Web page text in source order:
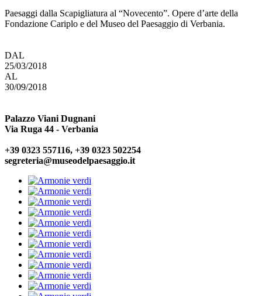
Paesaggi dalla Scapigliatura al “Novecento”. Opere d’arte della
Fondazione Cariplo e del Museo del Paesaggio di Verbania.
DAL
25/03/2018
AL
30/09/2018
Palazzo Viani Dugnani
Via Ruga 44 - Verbania
+39 0323 557116, +39 0323 502254
segreteria@museodelpaesaggio.it